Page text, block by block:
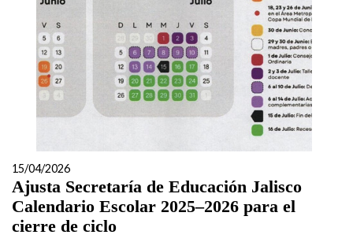
15/04/2026
Ajusta Secretaría de Educación Jalisco
Calendario Escolar 2025–2026 para el
cierre de ciclo